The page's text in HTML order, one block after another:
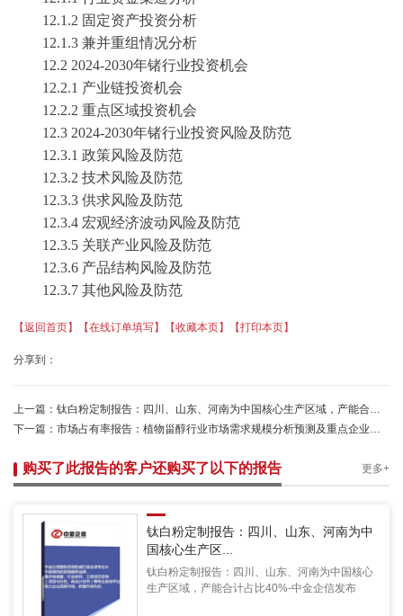
12.1.2 固定资产投资分析
12.1.3 兼并重组情况分析
12.2 2024-2030年锗行业投资机会
12.2.1 产业链投资机会
12.2.2 重点区域投资机会
12.3 2024-2030年锗行业投资风险及防范
12.3.1 政策风险及防范
12.3.2 技术风险及防范
12.3.3 供求风险及防范
12.3.4 宏观经济波动风险及防范
12.3.5 关联产业风险及防范
12.3.6 产品结构风险及防范
12.3.7 其他风险及防范
【返回首页】 【在线订单填写】 【收藏本页】 【打印本页】
分享到：
上一篇： 钛白粉定制报告：四川、山东、河南为中国核心生产区域，产能合计占比40%-中金企信发布
下一篇： 市场占有率报告：植物甾醇行业市场需求规模分析预测及重点企业运行战略研究-中金企信发布
购买了此报告的客户还购买了以下的报告 更多+
钛白粉定制报告：四川、山东、河南为中
国核心生产区...
钛白粉定制报告：四川、山东、河南为中国核心
生产区域，产能合计占比40%-中金企信发布